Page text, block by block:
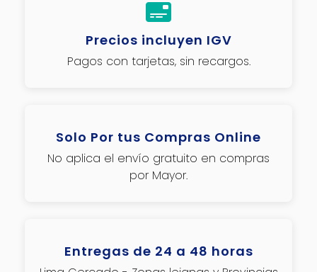
Precios incluyen IGV
Pagos con tarjetas, sin recargos.
Solo Por tus Compras Online
No aplica el envío gratuito en compras
por Mayor.
Entregas de 24 a 48 horas